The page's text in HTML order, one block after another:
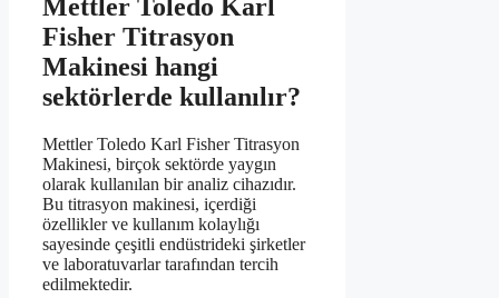
Mettler Toledo Karl
Fisher Titrasyon
Makinesi hangi
sektörlerde kullanılır?
Mettler Toledo Karl Fisher Titrasyon
Makinesi, birçok sektörde yaygın
olarak kullanılan bir analiz cihazıdır.
Bu titrasyon makinesi, içerdiği
özellikler ve kullanım kolaylığı
sayesinde çeşitli endüstrideki şirketler
ve laboratuvarlar tarafından tercih
edilmektedir.